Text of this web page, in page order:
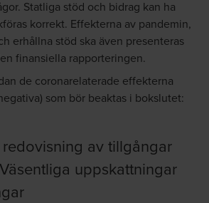
Statliga stöd och bidrag kan ha
korrekt. Effekterna av pandemin,
erhållna stöd ska även presenteras
finansiella rapporteringen.
de coronarelaterade effekterna
som bör beaktas i bokslutet:
av tillgångar
uppskattningar